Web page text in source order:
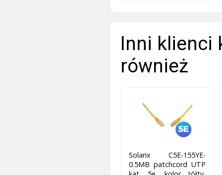
Inni klienci
również
Solarix C5E-155YE-
0.5MB patchcord UTP